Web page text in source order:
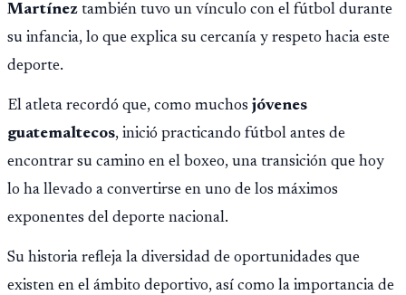
Martínez también tuvo un vínculo con el fútbol durante
su infancia, lo que explica su cercanía y respeto hacia este
deporte.
El atleta recordó que, como muchos jóvenes
guatemaltecos, inició practicando fútbol antes de
encontrar su camino en el boxeo, una transición que hoy
lo ha llevado a convertirse en uno de los máximos
exponentes del deporte nacional.
Su historia refleja la diversidad de oportunidades que
existen en el ámbito deportivo, así como la importancia de